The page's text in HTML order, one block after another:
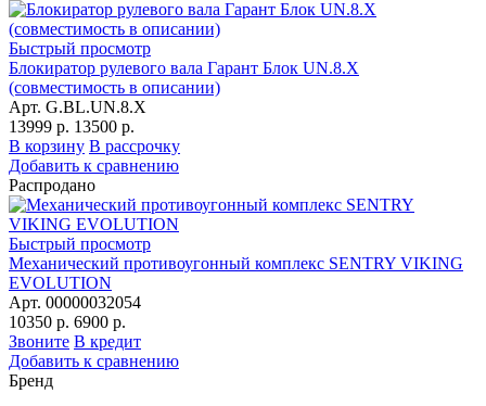
Быстрый просмотр
Блокиратор рулевого вала Гарант Блок UN.8.X
(совместимость в описании)
Арт. G.BL.UN.8.X
13999 р. 13500 р.
В корзину В рассрочку
Добавить к сравнению
Распродано
Быстрый просмотр
Механический противоугонный комплекс SENTRY VIKING
EVOLUTION
Арт. 00000032054
10350 р. 6900 р.
Звоните В кредит
Добавить к сравнению
Бренд